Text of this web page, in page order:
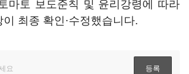
마토 보도준칙 및 윤리강령에 따라
최종 확인·수정했습니다.